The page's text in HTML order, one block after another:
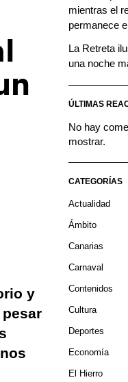
y
mientras el
permanece
La Retreta
una noche
ÚLTIMAS
No hay
mostrar.
CATEGORÍAS
Actualidad
Ámbito
Canarias
Carnaval
Contenidos
Cultura
Deportes
Economía
El Hierro